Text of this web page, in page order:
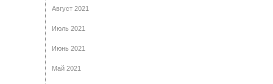
Август 2021
Июль 2021
Июнь 2021
Май 2021